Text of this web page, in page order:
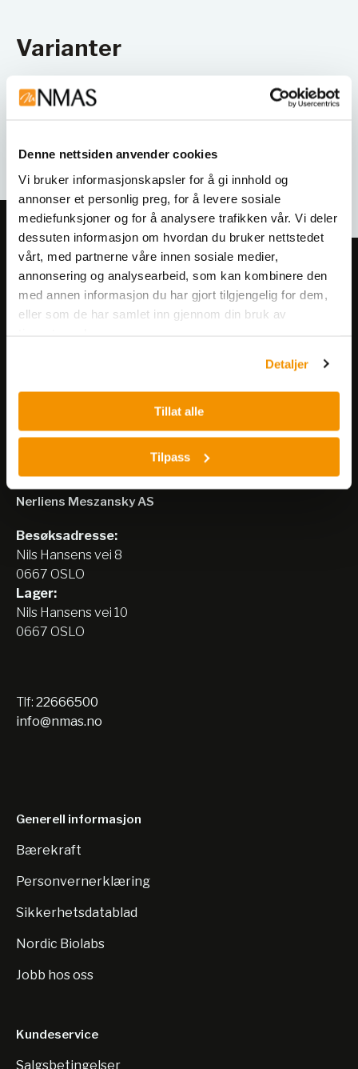
Denne nettsiden anvender cookies
Vi bruker informasjonskapsler for å gi innhold og
annonser et personlig preg, for å levere sosiale
mediefunksjoner og for å analysere trafikken vår. Vi deler
dessuten informasjon om hvordan du bruker nettstedet
vårt, med partnerne våre innen sosiale medier,
annonsering og analysearbeid, som kan kombinere den
med annen informasjon du har gjort tilgjengelig for dem,
eller som de har samlet inn gjennom din bruk av
Detaljer
Tillat alle
Tilpass
Varianter
Meld deg på vårt nyhetsbrev!
Få informasjon om produkter,
arrangementer og kampanjer.
Nerliens Meszansky AS
Besøksadresse:
Nils Hansens vei 8
0667 OSLO
Lager:
Nils Hansens vei 10
0667 OSLO
Tlf: 22666500
info@nmas.no
Generell informasjon
Bærekraft
Personvernerklæring
Sikkerhetsdatablad
Nordic Biolabs
Jobb hos oss
Kundeservice
Salgsbetingelser